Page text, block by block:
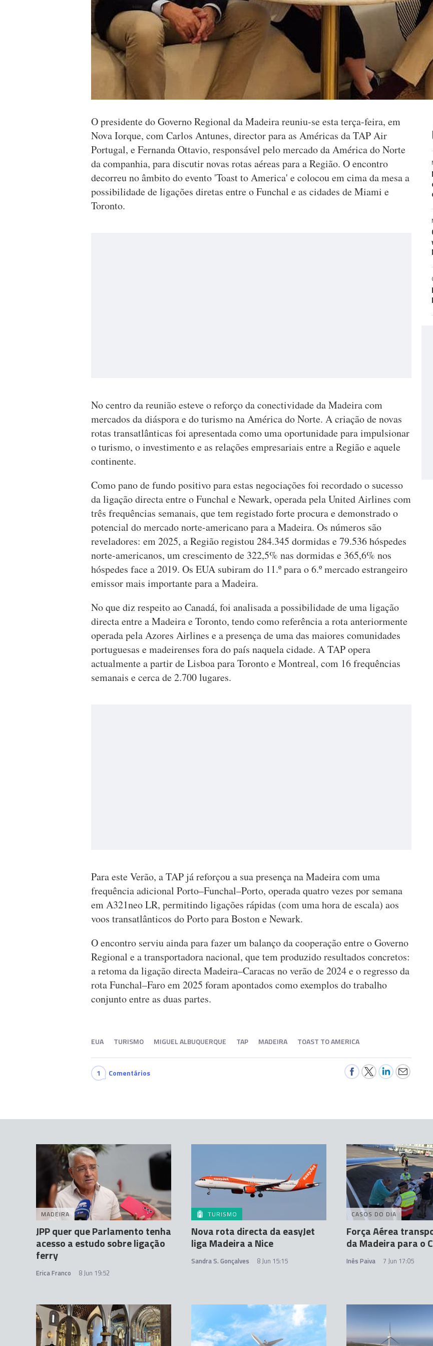
O presidente do Governo Regional da Madeira reuniu-se esta terça-feira, em
Nova Iorque, com Carlos Antunes, director para as Américas da TAP Air
Portugal, e Fernanda Ottavio, responsável pelo mercado da América do Norte
da companhia, para discutir novas rotas aéreas para a Região. O encontro
decorreu no âmbito do evento 'Toast to America' e colocou em cima da mesa a
possibilidade de ligações diretas entre o Funchal e as cidades de Miami e
Toronto.
No centro da reunião esteve o reforço da conectividade da Madeira com
mercados da diáspora e do turismo na América do Norte. A criação de novas
rotas transatlânticas foi apresentada como uma oportunidade para impulsionar
o turismo, o investimento e as relações empresariais entre a Região e aquele
continente.
Como pano de fundo positivo para estas negociações foi recordado o sucesso
da ligação directa entre o Funchal e Newark, operada pela United Airlines com
três frequências semanais, que tem registado forte procura e demonstrado o
potencial do mercado norte-americano para a Madeira. Os números são
reveladores: em 2025, a Região registou 284.345 dormidas e 79.536 hóspedes
norte-americanos, um crescimento de 322,5% nas dormidas e 365,6% nos
hóspedes face a 2019. Os EUA subiram do 11.º para o 6.º mercado estrangeiro
emissor mais importante para a Madeira.
No que diz respeito ao Canadá, foi analisada a possibilidade de uma ligação
directa entre a Madeira e Toronto, tendo como referência a rota anteriormente
operada pela Azores Airlines e a presença de uma das maiores comunidades
portuguesas e madeirenses fora do país naquela cidade. A TAP opera
actualmente a partir de Lisboa para Toronto e Montreal, com 16 frequências
semanais e cerca de 2.700 lugares.
Para este Verão, a TAP já reforçou a sua presença na Madeira com uma
frequência adicional Porto–Funchal–Porto, operada quatro vezes por semana
em A321neo LR, permitindo ligações rápidas (com uma hora de escala) aos
voos transatlânticos do Porto para Boston e Newark.
O encontro serviu ainda para fazer um balanço da cooperação entre o Governo
Regional e a transportadora nacional, que tem produzido resultados concretos:
a retoma da ligação directa Madeira–Caracas no verão de 2024 e o regresso da
rota Funchal–Faro em 2025 foram apontados como exemplos do trabalho
conjunto entre as duas partes.
EUA TURISMO MIGUEL ALBUQUERQUE TAP MADEIRA TOAST TO AMERICA
1 Comentários
MADEIRA
JPP quer que Parlamento tenha
acesso a estudo sobre ligação
ferry
Erica Franco 8 Jun 19:52
TURISMO
Nova rota directa da easyJet
liga Madeira a Nice
Sandra S. Gonçalves 8 Jun 15:15
CASOS DO DIA
Força Aérea
da Madeira para o
Inês Paiva 7 Jun 17:05